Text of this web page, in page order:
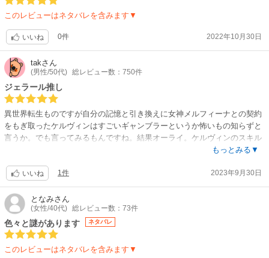
シリーズ構成:平池芳正 / キャラクターデザイン:大島美和 / サブキャラクタ
ーデザイン:大橋幸子 / モンスター・プロップデザイン:稲田航 / 美術設定:
加藤賢司（スタジオパインウッド） / 色彩設計:鈴木依里 / 撮影監督:内田奈
津美 / 編集:松本秀治 / CGIスーパーバイザー:後藤浩幸 / CGIディレクター:
イングドッグ / 音響制作:ブシロードムーブ / 製作:黒の召喚士製作委員会
音楽】
OP:レトベア（unknown Vo：10fu）「頭ん中DEAD END」 / ED:鈴木みの
り「Wherever」
関連リンク】
公式サイト「黒の召喚士」
このレビューはネタバレを含みます▼
いいね 0件 2022年10月30日
takさん
(男性/50代) 総レビュー数：750件
ジェラール推し
異世界転生ものですが自分の記憶と引き換えに女神メルフィーナとの契約
をもぎ取ったケルヴィンはすごいギャンブラーというか怖いもの知らずと
言うか。でも言ってみるもんですね。結果オーライ。ケルヴィンのスキル
も発想も驚くもので、その力を駆使して仲間を育成して行きます。仲間と
ェラールです。騎士魂に溢れお茶目でホントに頼りになる漢。主の為、真
っ直ぐ愚直。ホント、惚れました!
もっとみる▼
いいね 1件 2023年9月30日
となみさん
(女性/40代) 総レビュー数：73件
色々と謎があります ネタバレ
このレビューはネタバレを含みます▼